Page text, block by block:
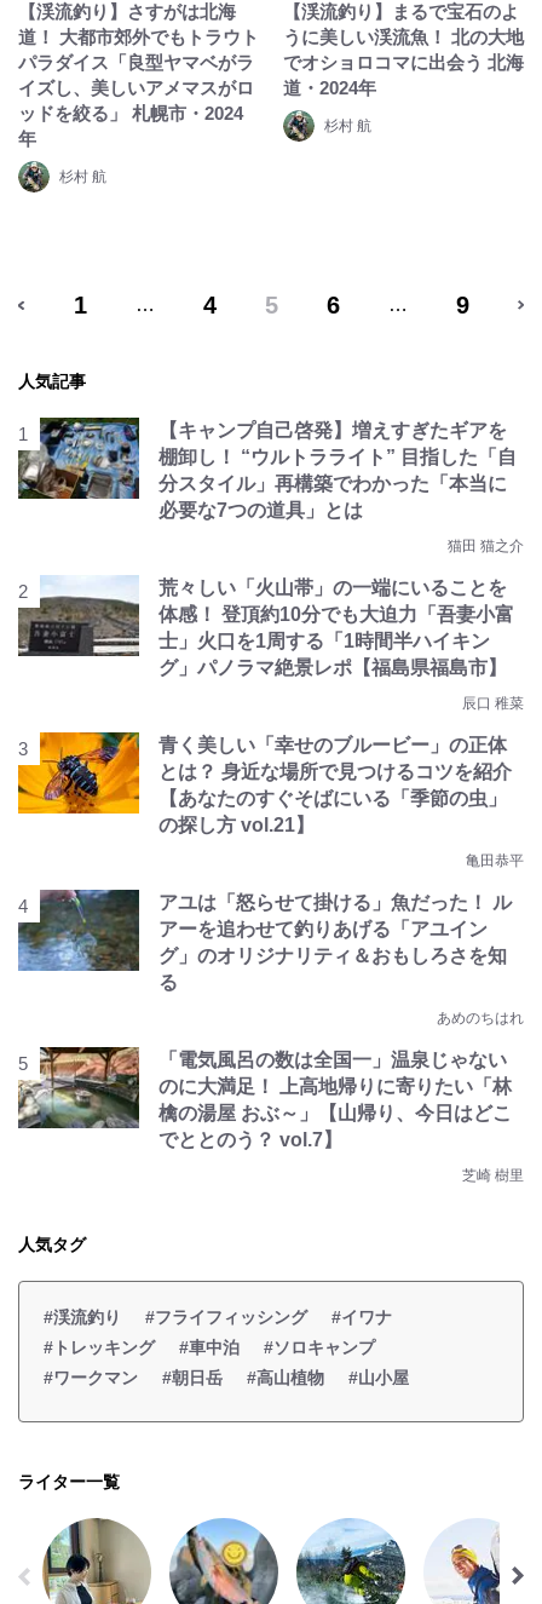
【渓流釣り】さすがは北海
道！ 大都市郊外でもトラウト
パラダイス「良型ヤマベがラ
イズし、美しいアメマスがロ
ッドを絞る」 札幌市・2024
年
杉村 航
【渓流釣り】まるで宝石のよ
うに美しい渓流魚！ 北の大地
でオショロコマに出会う 北海
道・2024年
杉村 航
1 … 4 5 6 … 9
人気記事
【キャンプ自己啓発】増えすぎたギアを
棚卸し！ “ウルトラライト” 目指した「自
分スタイル」再構築でわかった「本当に
必要な7つの道具」とは
猫田 猫之介
荒々しい「火山帯」の一端にいることを
体感！ 登頂約10分でも大迫力「吾妻小富
士」火口を1周する「1時間半ハイキン
グ」パノラマ絶景レポ【福島県福島市】
辰口 稚菜
青く美しい「幸せのブルービー」の正体
とは？ 身近な場所で見つけるコツを紹介
【あなたのすぐそばにいる「季節の虫」
の探し方 vol.21】
亀田恭平
アユは「怒らせて掛ける」魚だった！ ル
アーを追わせて釣りあげる「アユイン
グ」のオリジナリティ＆おもしろさを知
る
あめのちはれ
「電気風呂の数は全国一」温泉じゃない
のに大満足！ 上高地帰りに寄りたい「林
檎の湯屋 おぶ～」【山帰り、今日はどこ
でととのう？ vol.7】
芝崎 樹里
人気タグ
#渓流釣り #フライフィッシング
#イワナ
#トレッキング
#車中泊
#ソロキャンプ
#ワークマン
#朝日岳 #高山植物 #山小屋
ライター一覧